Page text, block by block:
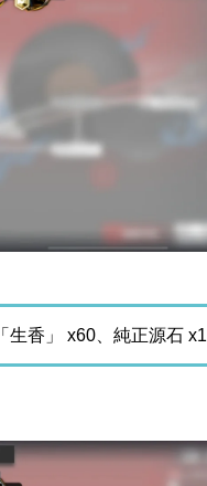
「生香」 x60、純正源石 x1